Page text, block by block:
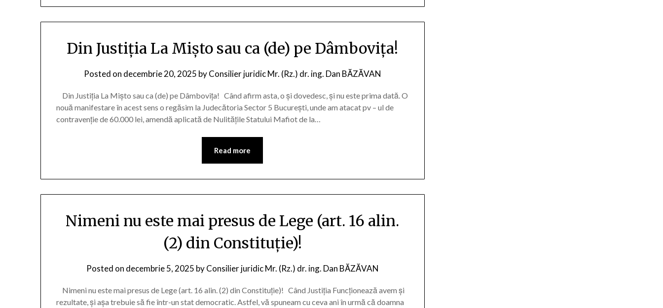
Din Justiția La Mișto sau ca (de) pe Dâmbovița!
Posted on decembrie 20, 2025 byConsilier juridic Mr. (Rz.) dr. ing. Dan BĂZĂVAN
Din Justiția La Mișto sau ca (de) pe Dâmbovița! Când afirm asta, o și dovedesc, și nu este prima dată. O
nouă manifestare în acest sens o regăsim la Judecătoria Sector 5 București, unde am atacat pv – ul de
contravenție de 60.000 lei, amendă aplicată de Nulitățile Statului Mafiot de la…
Read more
Nimeni nu este mai presus de Lege (art. 16 alin.
(2) din Constituție)!
Posted on decembrie 5, 2025 byConsilier juridic Mr. (Rz.) dr. ing. Dan BĂZĂVAN
Nimeni nu este mai presus de Lege (art. 16 alin. (2) din Constituție)! Când Justiția Funcționează avem și
rezultate, și așa trebuie să fie într-un stat democratic. Astfel, vă spuneam cu ceva ani în urmă că doamna